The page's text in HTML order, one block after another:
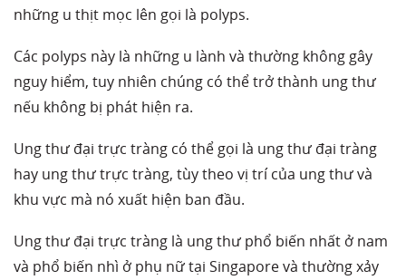
những u thịt mọc lên gọi là polyps.
Các polyps này là những u lành và thường không gây
nguy hiểm, tuy nhiên chúng có thể trở thành ung thư
nếu không bị phát hiện ra.
Ung thư đại trực tràng có thể gọi là ung thư đại tràng
hay ung thư trực tràng, tùy theo vị trí của ung thư và
khu vực mà nó xuất hiện ban đầu.
Ung thư đại trực tràng là ung thư phổ biến nhất ở nam
và phổ biến nhì ở phụ nữ tại Singapore và thường xảy